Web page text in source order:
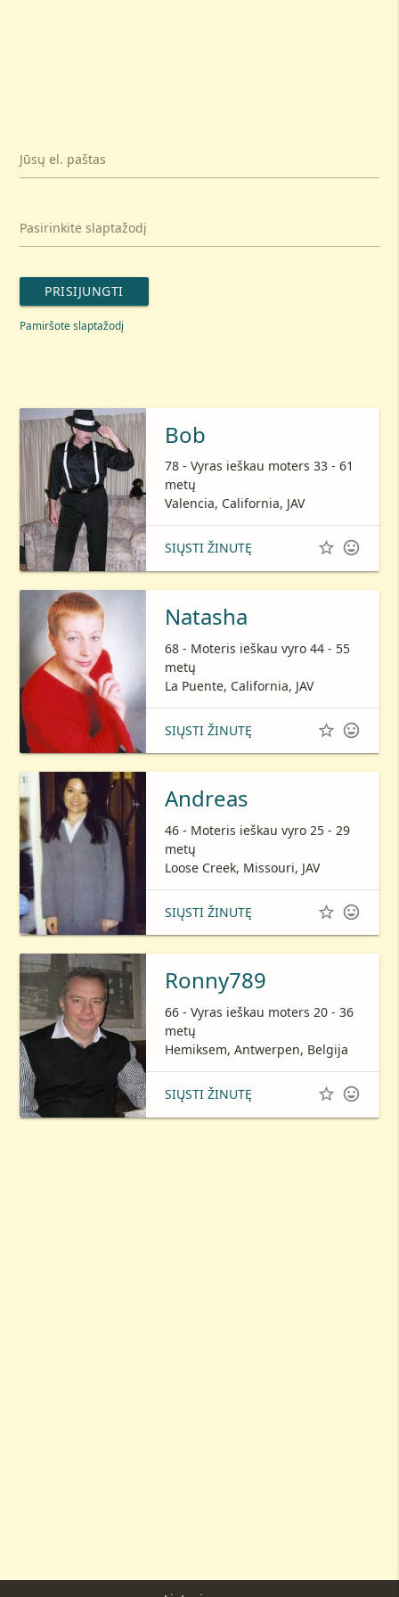
Jūsų el. paštas
Pasirinkite slaptažodį
PRISIJUNGTI
Pamiršote slaptažodį
Bob
78 - Vyras ieškau moters 33 - 61
metų
Valencia, California, JAV
SIŲSTI ŽINUTĘ  
Natasha
68 - Moteris ieškau vyro 44 - 55
metų
La Puente, California, JAV
SIŲSTI ŽINUTĘ  
Andreas
46 - Moteris ieškau vyro 25 - 29
metų
Loose Creek, Missouri, JAV
SIŲSTI ŽINUTĘ  
Ronny789
66 - Vyras ieškau moters 20 - 36
metų
Hemiksem, Antwerpen, Belgija
SIŲSTI ŽINUTĘ  